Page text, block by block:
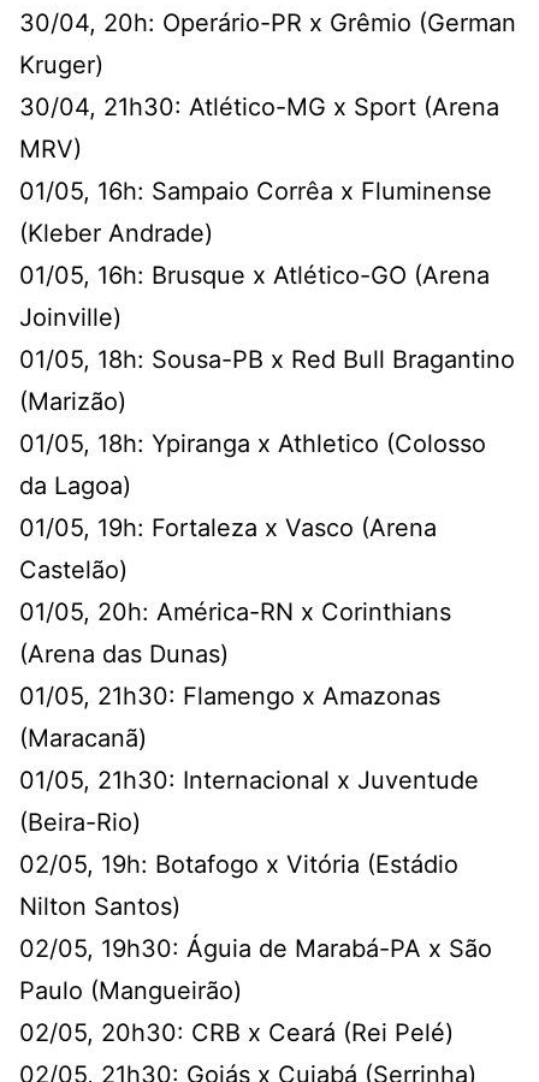
30/04, 20h: Operário-PR x Grêmio (German
Kruger)
30/04, 21h30: Atlético-MG x Sport (Arena
MRV)
01/05, 16h: Sampaio Corrêa x Fluminense
(Kleber Andrade)
01/05, 16h: Brusque x Atlético-GO (Arena
Joinville)
01/05, 18h: Sousa-PB x Red Bull Bragantino
(Marizão)
01/05, 18h: Ypiranga x Athletico (Colosso
da Lagoa)
01/05, 19h: Fortaleza x Vasco (Arena
Castelão)
01/05, 20h: América-RN x Corinthians
(Arena das Dunas)
01/05, 21h30: Flamengo x Amazonas
(Maracanã)
01/05, 21h30: Internacional x Juventude
(Beira-Rio)
02/05, 19h: Botafogo x Vitória (Estádio
Nilton Santos)
02/05, 19h30: Águia de Marabá-PA x São
Paulo (Mangueirão)
02/05, 20h30: CRB x Ceará (Rei Pelé)
02/05, 21h30: Goiás x Cuiabá (Serrinha)